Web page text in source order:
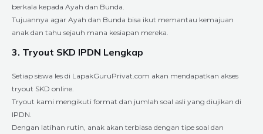
berkala kepada Ayah dan Bunda.
Tujuannya agar Ayah dan Bunda bisa ikut memantau kemajuan
anak dan tahu sejauh mana kesiapan mereka.
3. Tryout SKD IPDN Lengkap
Setiap siswa les di LapakGuruPrivat.com akan mendapatkan akses
tryout SKD online.
Tryout kami mengikuti format dan jumlah soal asli yang diujikan di
IPDN.
Dengan latihan rutin, anak akan terbiasa dengan tipe soal dan